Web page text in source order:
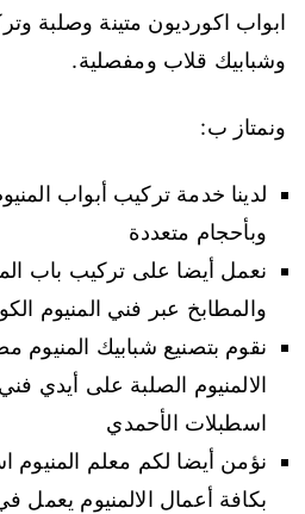
ابواب اكورديون متينة وصلبة
وشبابيك قلاب ومفصلية.
ونمتاز ب:
لدينا خدمة تركيب أبواب
وبأحجام متعددة
نعمل أيضا على تركيب باب
والمطابخ عبر فني المنيوم
نقوم بتصنيع شبابيك
الالمنيوم الصلبة على أيدي
اسطبلات الأحمدي
نؤمن أيضا لكم معلم المنيوم
بكافة أعمال الالمنيوم يعمل